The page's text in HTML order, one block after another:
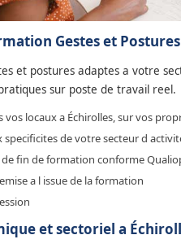
Gestes et
et postures adaptes a votre
sur poste de travail reel.
vos locaux a Échirolles, sur vos
de votre secteur d
fin de formation conforme
a l issue de la formation
et sectoriel a